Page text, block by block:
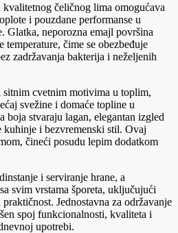
kvalitetnog čeličnog lima omogućava
i pouzdane performanse u
Glatka, neporozna emajl površina
čime se obezbeđuje
zadržavanja bakterija i neželjenih
sitnim cvetnim motivima u toplim,
svežine i domaće topline u
stvaraju lagan, elegantan izgled
kuhinje i bezvremenski stil. Ovaj
čineći posudu lepim dodatkom
i serviranje hrane, a
svim vrstama šporeta, uključujući
Jednostavna za održavanje
spoj funkcionalnosti, kvaliteta i
upotrebi.